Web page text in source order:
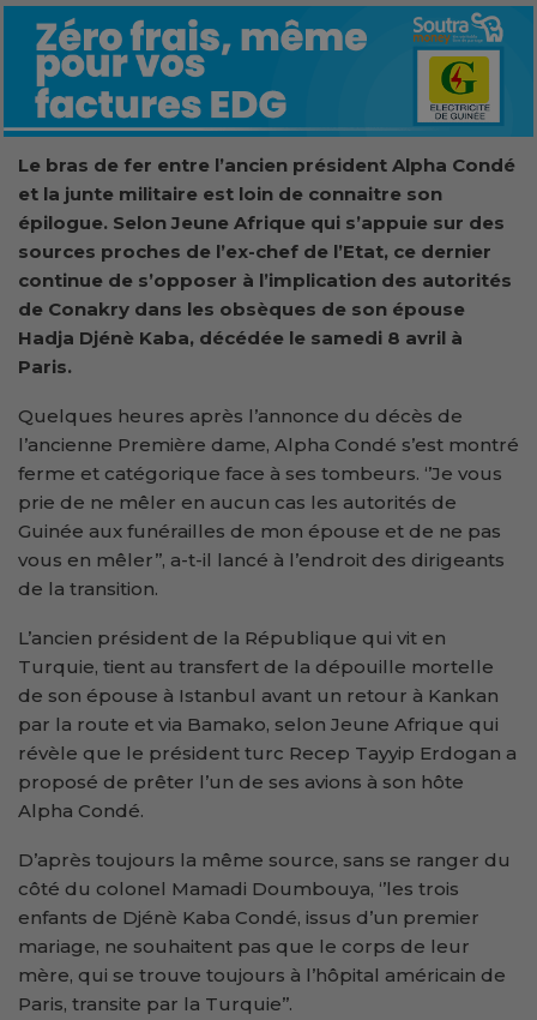
Le bras de fer entre l’ancien président Alpha Condé
et la junte militaire est loin de connaitre son
épilogue. Selon Jeune Afrique qui s’appuie sur des
sources proches de l’ex-chef de l’Etat, ce dernier
continue de s’opposer à l’implication des autorités
de Conakry dans les obsèques de son épouse
Hadja Djénè Kaba, décédée le samedi 8 avril à
Paris.
Quelques heures après l’annonce du décès de
l’ancienne Première dame, Alpha Condé s’est montré
ferme et catégorique face à ses tombeurs. ‘’Je vous
prie de ne mêler en aucun cas les autorités de
Guinée aux funérailles de mon épouse et de ne pas
vous en mêler’’, a-t-il lancé à l’endroit des dirigeants
de la transition.
L’ancien président de la République qui vit en
Turquie, tient au transfert de la dépouille mortelle
de son épouse à Istanbul avant un retour à Kankan
par la route et via Bamako, selon Jeune Afrique qui
révèle que le président turc Recep Tayyip Erdogan a
proposé de prêter l’un de ses avions à son hôte
Alpha Condé.
D’après toujours la même source, sans se ranger du
côté du colonel Mamadi Doumbouya, ‘’les trois
enfants de Djénè Kaba Condé, issus d’un premier
mariage, ne souhaitent pas que le corps de leur
mère, qui se trouve toujours à l’hôpital américain de
Paris, transite par la Turquie’’.